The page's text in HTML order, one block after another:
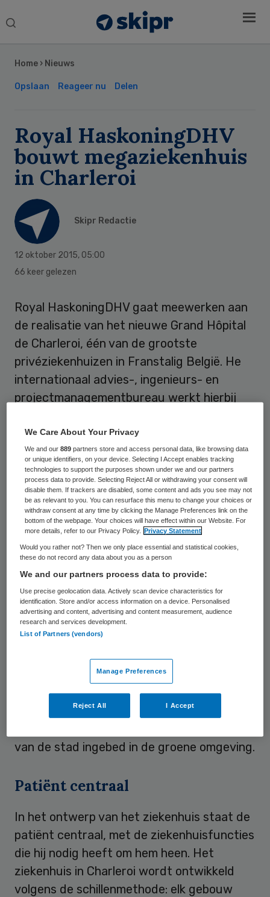
Search
Home › Nieuws
Opslaan Reageer nu Delen
Royal HaskoningDHV
bouwt megaziekenhuis
in Charleroi
Skipr Redactie
12 oktober 2015, 05:00
66 keer gelezen
Royal HaskoningDHV gaat meewerken aan
de realisatie van het nieuwe Grand Hôpital
de Charleroi, één van de grootste
privéziekenhuizen in Franstalig België. He
internationaal advies-, ingenieurs- en
projectmanagementbureau werkt hierbij
ingenieursconsortium VK-Reservoir A.
Royal HaskoningDHV en VK-Réservoir A
verwachten dat het ziekenhuis in recordtijd
open kan door een functionele scheiding in
de ruwbouw en een gefaseerde
ingebruikname. Met deze opdracht is voor
Royal HaskoningDHV een bedrag van enkele
miljoenen euro’s gemoeid.
Het Grand Hôpital de Charleroi moet met
950 bedden en een oppervlakte van circa
130.000 vierkante meter, een van de
belangrijkste zorglocaties in het zuiden van
België worden. Het nieuwe ziekenhuis
vervangt het verouderde ziekenhuis dat
verspreid ligt over verschillende locaties in
van de stad ingebed in de groene omgeving.
Patiënt centraal
In het ontwerp van het ziekenhuis staat de
patiënt centraal, met de ziekenhuisfuncties
die hij nodig heeft om hem heen. Het
ziekenhuis in Charleroi wordt ontwikkeld
volgens de schillenmethode: elk gebouw
Sidebar
We Care About Your Privacy
We and our889 partners store and access personal data, like browsing data
or unique identifiers, on your device. Selecting I Accept enables tracking
technologies to support the purposes shown under we and our partners
process data to provide. Selecting Reject All or withdrawing your consent will
disable them. If trackers are disabled, some content and ads you see may not
be as relevant to you. You can resurface this menu to change your choices or
withdraw consent at any time by clicking the Manage Preferences link on the
bottom of the webpage. Your choices will have effect within our Website. For
more details, refer to our Privacy Policy.
Privacy Statement
Would you rather not? Then we only place essential and statistical cookies,
these do not record any data about you as a person
We and our partners process data to provide:
Use precise geolocation data. Actively scan device characteristics for
identification. Store and/or access information on a device. Personalised
advertising and content, advertising and content measurement, audience
research and services development.
List of Partners (vendors)
Manage Preferences
Reject All I Accept